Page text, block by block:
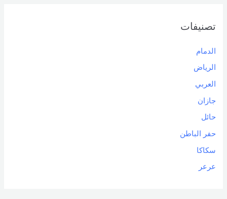
تصنيفات
الدمام
الرياض
العربي
جازان
حائل
حفر الباطن
سكاكا
عرعر